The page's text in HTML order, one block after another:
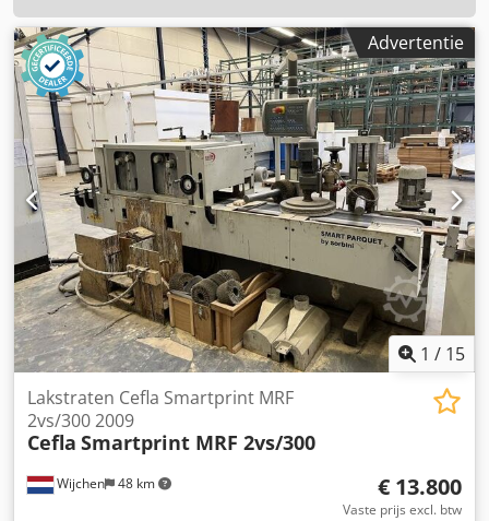
Advertentie
1 / 15
Wijchen 48 km
Lakstraten Cefla Smartprint MRF
2vs/300 2009
Cefla Smartprint MRF 2vs/300
€ 13.800
Vaste prijs excl. btw